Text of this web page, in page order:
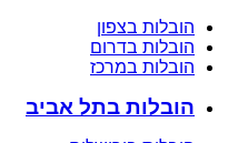
הובלות בצפון
הובלות בדרום
הובלות במרכז
הובלות בתל אביב